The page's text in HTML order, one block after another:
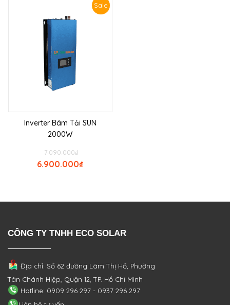
Sale
Inverter Bám Tải SUN
2000W
₫
7.090.000
₫
6.900.000
CÔNG TY TNHH ECO SOLAR
Địa chỉ: Số 62 đường Lâm Thị Hố, Phường
Tân Chánh Hiệp, Quận 12, TP. Hồ Chí Minh
Hotline: 0909 296 297 - 0937 296 297